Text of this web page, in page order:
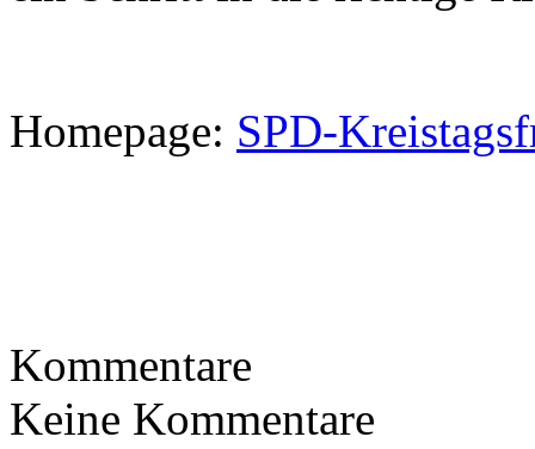
Homepage: SPD-
Kommentare
Keine Kommentare